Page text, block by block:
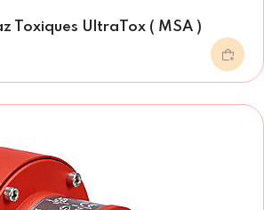
Toxiques UltraTox ( MSA )